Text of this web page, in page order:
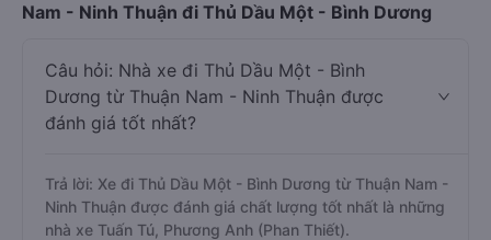
Nam - Ninh Thuận đi Thủ Dầu Một - Bình Dương
Câu hỏi: Nhà xe đi Thủ Dầu Một - Bình
Dương từ Thuận Nam - Ninh Thuận được
đánh giá tốt nhất?
Trả lời: Xe đi Thủ Dầu Một - Bình Dương từ Thuận Nam -
Ninh Thuận được đánh giá chất lượng tốt nhất là những
nhà xe Tuấn Tú, Phương Anh (Phan Thiết).